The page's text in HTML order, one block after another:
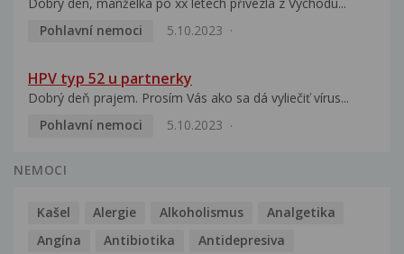
Pohlavní nemoci
5.10.2023
HPV typ 52 u partnerky
Dobrý deň prajem. Prosím Vás ako sa dá vyliečiť vírus...
Pohlavní nemoci
5.10.2023
NEMOCI
Kašel Alergie Alkoholismus
Analgetika
Angína
Antibiotika
Antidepresiva